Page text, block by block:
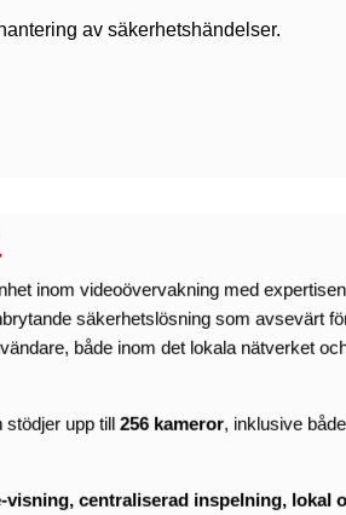
av säkerhetshändelser.
inom videoövervakning med
säkerhetslösning som avsevärt
både inom det lokala nätverket
stödjer upp till256 kameror, inklusive
visning, centraliserad inspelning, lokal